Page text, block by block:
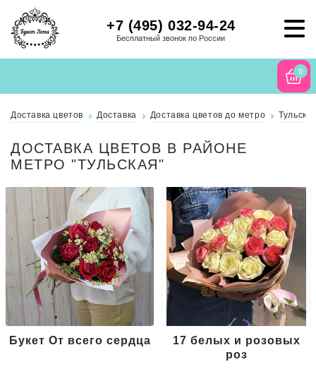
+7 (495) 032-94-24
Бесплатный звонок по России
0
Доставка цветов Доставка Доставка цветов до метро
ДОСТАВКА ЦВЕТОВ В РАЙОНЕ
МЕТРО "ТУЛЬСКАЯ"
Букет От всего сердца
17 белых и розовых
роз